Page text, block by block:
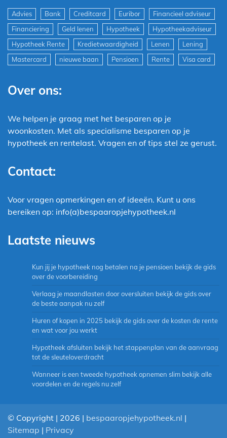
Advies Bank Creditcard Euribor
Financieel adviseur
Financiering
Geld lenen Hypotheek
Hypotheekadviseur
Hypotheek Rente
Kredietwaardigheid Lenen
Lening
Mastercard
nieuwe baan Pensioen Rente Visa card
Over ons:
We helpen je graag met het besparen op je
woonkosten. Met als specialisme besparen op je
hypotheek en rentelast. Vragen en of tips stel ze gerust.
Contact:
Voor vragen opmerkingen en of ideeën. Kunt u ons
bereiken op: info(a)bespaaropjehypotheek.nl
Laatste nieuws
Kun jij je hypotheek nog betalen na je pensioen bekijk de gids
over de voorbereiding
Verlaag je maandlasten door oversluiten bekijk de gids over
de beste aanpak nu zelf
Huren of kopen in 2025 bekijk de gids over de kosten de rente
en wat voor jou werkt
Hypotheek afsluiten bekijk het stappenplan van de aanvraag
tot de sleuteloverdracht
Wanneer is een tweede hypotheek opnemen slim bekijk alle
voordelen en de regels nu zelf
© Copyright | 2026 | bespaaropjehypotheek.nl |
Sitemap | Privacy